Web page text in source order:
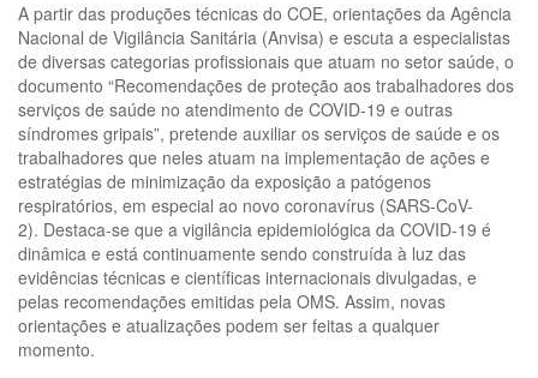
A partir das produções técnicas do COE, orientações da Agência
Nacional de Vigilância Sanitária (Anvisa) e escuta a especialistas
de diversas categorias profissionais que atuam no setor saúde, o
documento “Recomendações de proteção aos trabalhadores dos
serviços de saúde no atendimento de COVID-19 e outras
síndromes gripais”, pretende auxiliar os serviços de saúde e os
trabalhadores que neles atuam na implementação de ações e
estratégias de minimização da exposição a patógenos
respiratórios, em especial ao novo coronavírus (SARS-CoV-
2). Destaca-se que a vigilância epidemiológica da COVID-19 é
dinâmica e está continuamente sendo construída à luz das
evidências técnicas e científicas internacionais divulgadas, e
pelas recomendações emitidas pela OMS. Assim, novas
orientações e atualizações podem ser feitas a qualquer
momento.